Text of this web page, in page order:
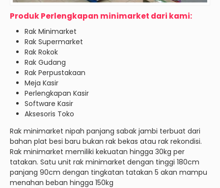
Produk Perlengkapan minimarket dari kami:
Rak Minimarket
Rak Supermarket
Rak Rokok
Rak Gudang
Rak Perpustakaan
Meja Kasir
Perlengkapan Kasir
Software Kasir
Aksesoris Toko
Rak minimarket nipah panjang sabak jambi terbuat dari
bahan plat besi baru bukan rak bekas atau rak rekondisi.
Rak minimarket memiliki kekuatan hingga 30kg per
tatakan. Satu unit rak minimarket dengan tinggi 180cm
panjang 90cm dengan tingkatan tatakan 5 akan mampu
menahan beban hingga 150kg